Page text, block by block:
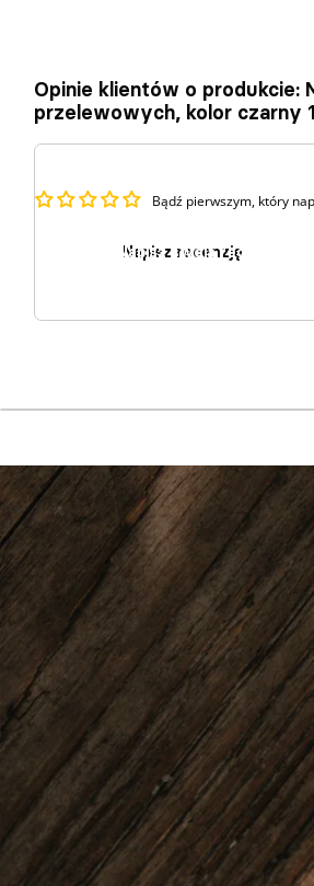
Opinie klientów o produkcie:
przelewowych, kolor czarny
Bądź pierwszym, który
Napisz recenzję